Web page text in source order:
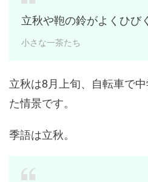
立秋や鞄の鈴がよくひびく
小さな一茶たち
立秋は8月上旬、自転車で
た情景です。
季語は立秋。